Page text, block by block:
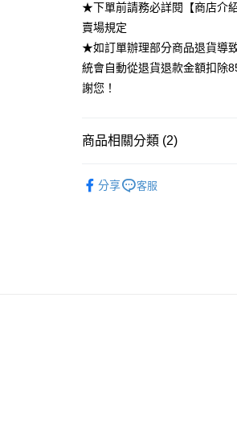
全家付款取貨
每筆NT$85，滿NT$1,200(含以
付款後全家取貨
每筆NT$85，滿NT$1,200(含以
每筆NT$85，滿NT$1,200(含以
每筆NT$85，滿NT$1,200(含
★下單前請務必詳閱【商店介
賣場規定
★如訂單辦理部分商品退貨導
統會自動從退貨退款金額扣除
謝您！
商品相關分類 (2)
分享 客服